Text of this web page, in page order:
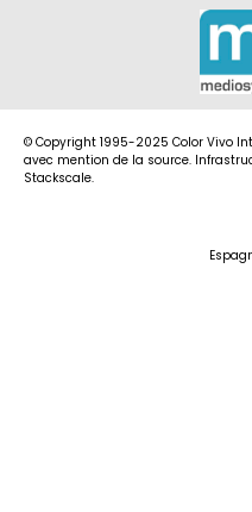
© Copyright 1995-2025 Color Vivo
avec mention de la source.
Stackscale.